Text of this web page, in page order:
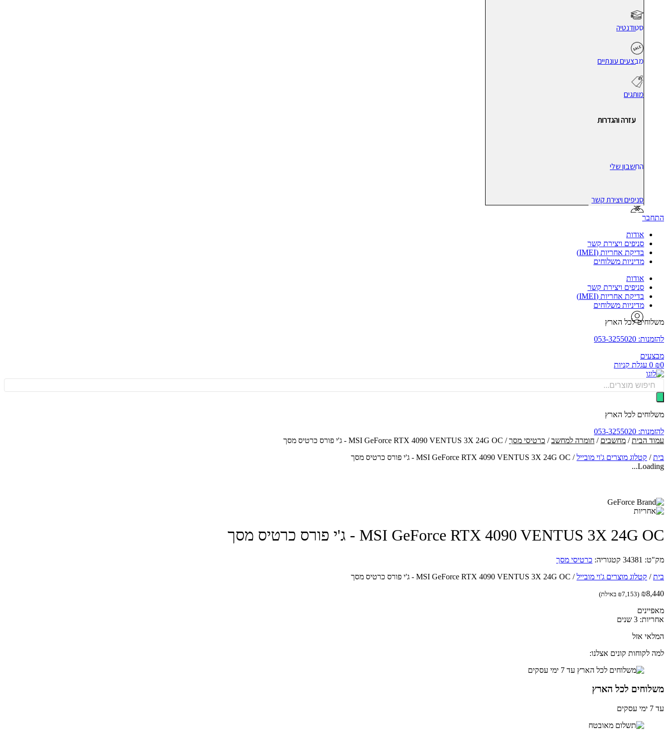
סטודנטיה
מבצעים עונתיים
מותגים
עזרה והגדרות
החשבון שלי
סניפים ויצירת קשר
התחבר
אודות
סניפים ויצירת קשר
בדיקת אחריות (IMEI)
מדיניות משלוחים
אודות
סניפים ויצירת קשר
בדיקת אחריות (IMEI)
מדיניות משלוחים
משלוחים לכל הארץ
להזמנות: 053-3255020
מבצעים
₪0
0 עגלת קניות
Products
search
משלוחים לכל הארץ
להזמנות: 053-3255020
עמוד הבית/ מחשבים / חומרה למחשב/ כרטיסי מסך/ MSI GeForce RTX 4090 VENTUS 3X 24G OC - ג'י פורס כרטיס מסך
בית/ קטלוג מוצרים ג'וי מובייל/ MSI GeForce RTX 4090 VENTUS 3X 24G OC - ג'י פורס כרטיס מסך
Loading...
MSI GeForce RTX 4090 VENTUS 3X 24G OC - ג'י פורס כרטיס מסך
מק"ט: 34381 קטגוריה: כרטיסי מסך
בית/ קטלוג מוצרים ג'וי מובייל/ MSI GeForce RTX 4090 VENTUS 3X 24G OC - ג'י פורס כרטיס מסך
₪8,440
(
₪7,153 באילת)
מאפיינים
אחריות: 3 שנים
המלאי אזל
למה לקוחות קונים אצלנו:
משלוחים לכל הארץ
עד 7 ימי עסקים